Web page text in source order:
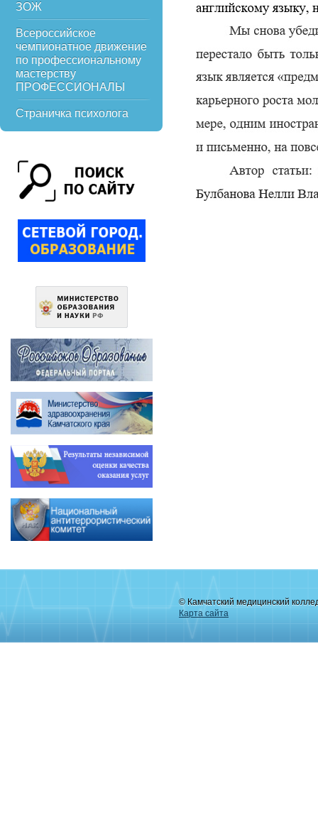
ЗОЖ
Всероссийское
чемпионатное движение
по профессиональному
мастерству
ПРОФЕССИОНАЛЫ
Страничка психолога
© Камчатский медицинский
Карта сайта